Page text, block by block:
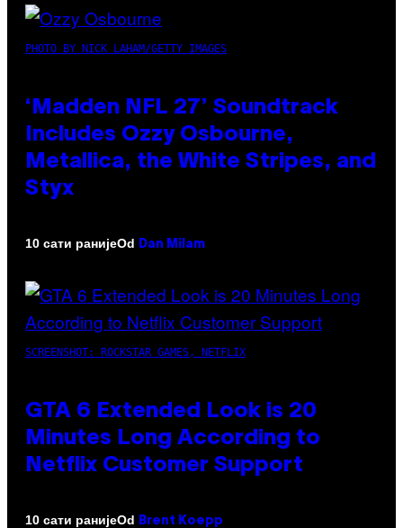
PHOTO BY NICK LAHAM/GETTY IMAGES
‘Madden NFL 27’ Soundtrack
Includes Ozzy Osbourne,
Metallica, the White Stripes, and
Styx
10 сати ранијеOd Dan Milam
SCREENSHOT: ROCKSTAR GAMES, NETFLIX
GTA 6 Extended Look is 20
Minutes Long According to
Netflix Customer Support
10 сати ранијеOd Brent Koepp